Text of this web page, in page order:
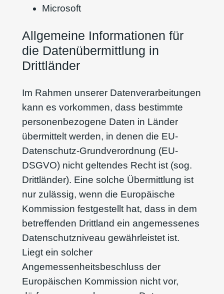
Microsoft
Allgemeine Informationen für
die Datenübermittlung in
Drittländer
Im Rahmen unserer Datenverarbeitungen
kann es vorkommen, dass bestimmte
personenbezogene Daten in Länder
übermittelt werden, in denen die EU-
Datenschutz-Grundverordnung (EU-
DSGVO) nicht geltendes Recht ist (sog.
Drittländer). Eine solche Übermittlung ist
nur zulässig, wenn die Europäische
Kommission festgestellt hat, dass in dem
betreffenden Drittland ein angemessenes
Datenschutzniveau gewährleistet ist.
Liegt ein solcher
Angemessenheitsbeschluss der
Europäischen Kommission nicht vor,